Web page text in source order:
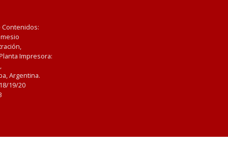
Impresora:
Argentina.
19/20